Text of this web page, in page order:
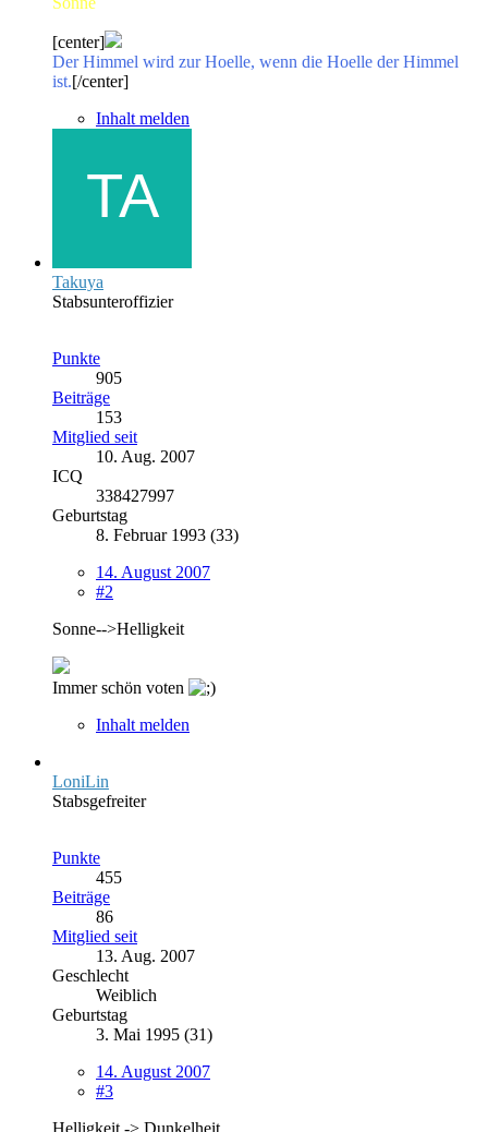
[center]
Der Himmel wird zur Hoelle, wenn die Hoelle der Himmel
ist.[/center]
Inhalt melden
Takuya
Stabsunteroffizier
Punkte
905
Beiträge
153
Mitglied seit
10. Aug. 2007
ICQ
338427997
Geburtstag
8. Februar 1993 (33)
14. August 2007
#2
Sonne-->Helligkeit
Immer schön voten
Inhalt melden
LoniLin
Stabsgefreiter
Punkte
455
Beiträge
86
Mitglied seit
13. Aug. 2007
Geschlecht
Weiblich
Geburtstag
3. Mai 1995 (31)
14. August 2007
#3
Helligkeit -> Dunkelheit